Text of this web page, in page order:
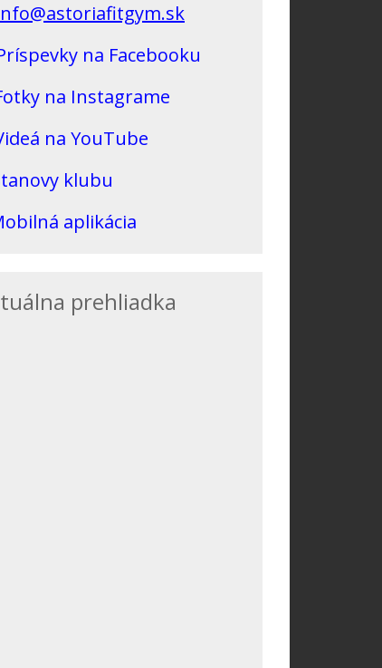
na Facebooku
na Instagrame
na YouTube
klubu
aplikácia
prehliadka